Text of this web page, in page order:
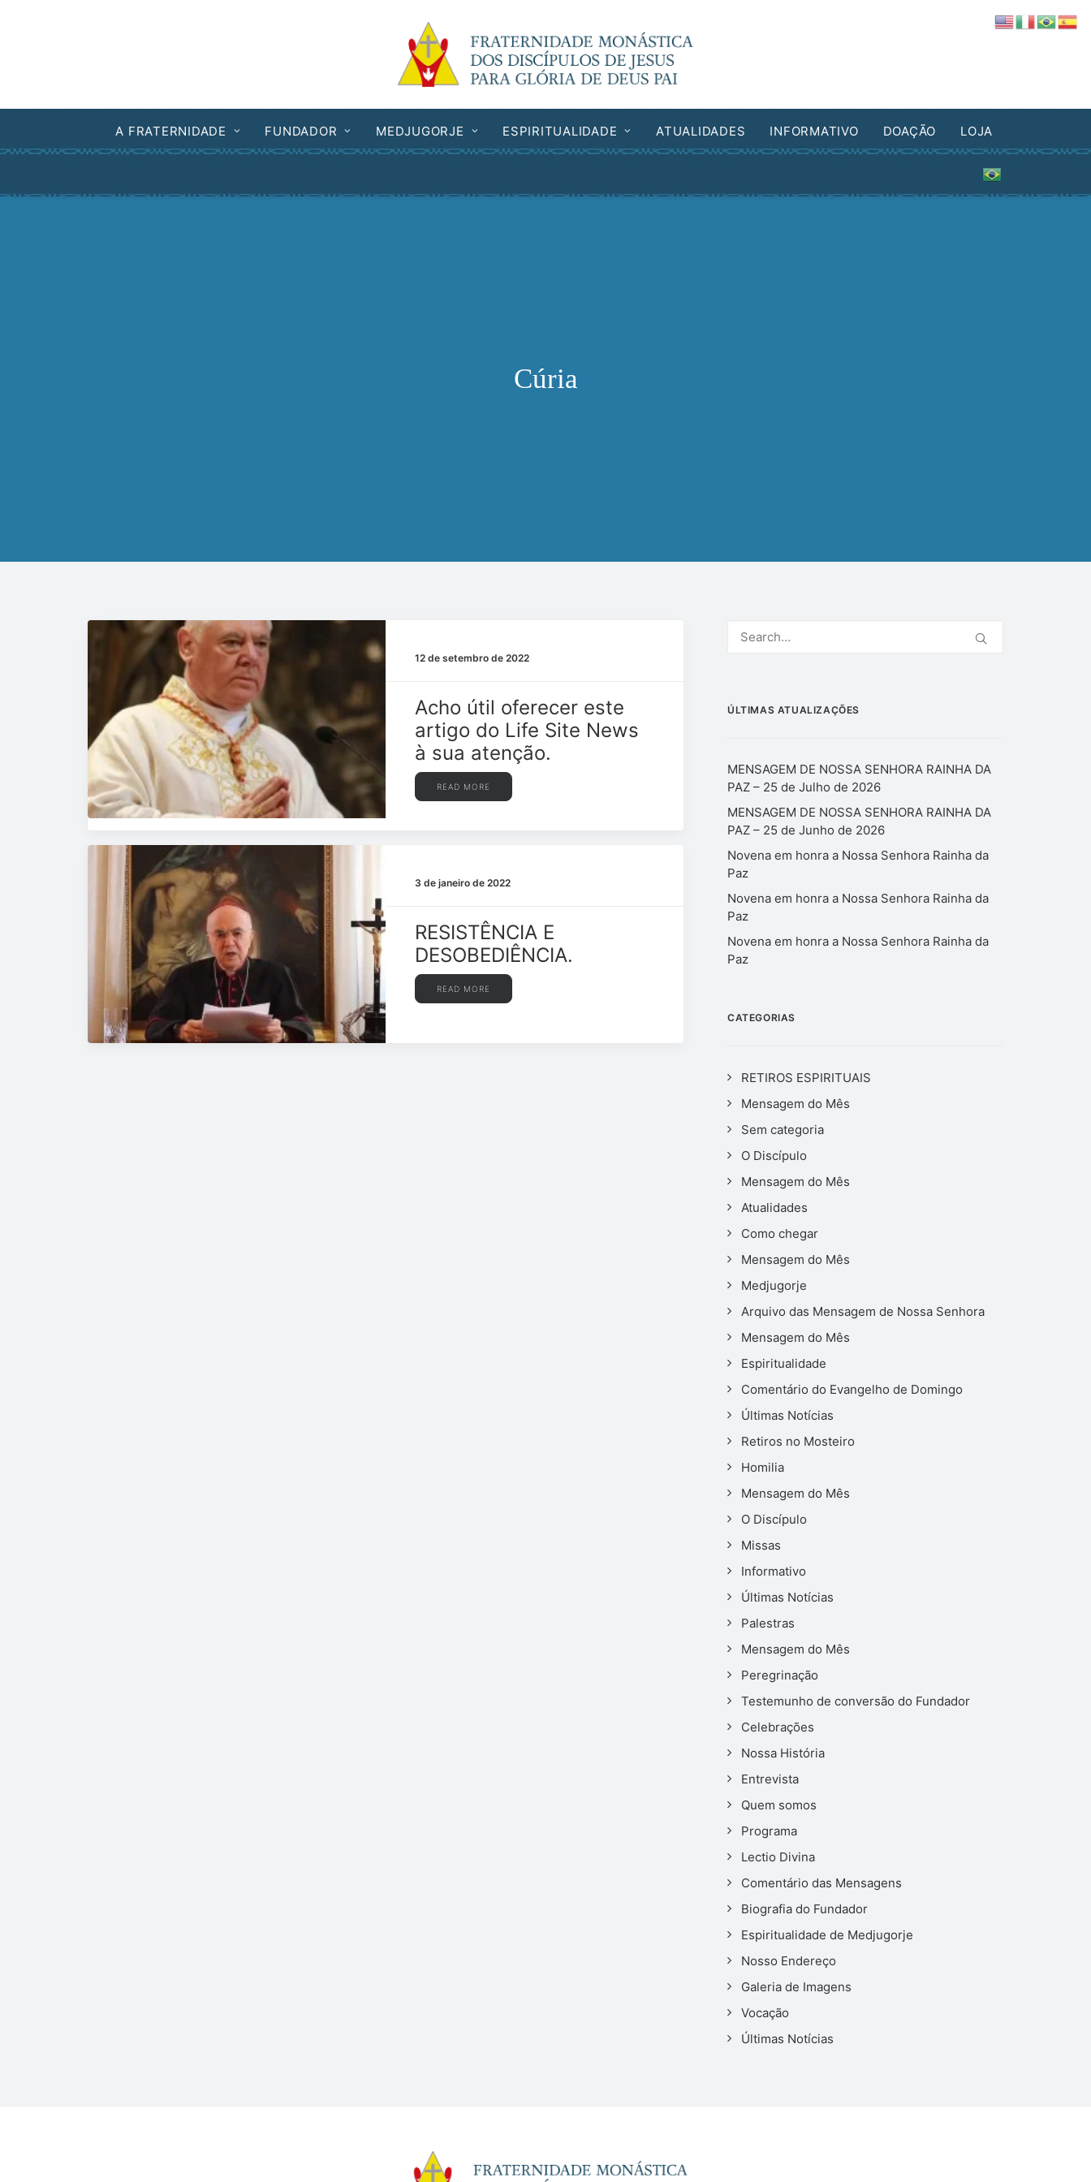
A FRATERNIDADE FUNDADOR MEDJUGORJE ESPIRITUALIDADE ATUALIDADES INFORMATIVO DOAÇÃO LOJA
Cúria
12 de setembro de 2022
Acho útil oferecer este
artigo do Life Site News
à sua atenção.
READ MORE
3 de janeiro de 2022
RESISTÊNCIA E
DESOBEDIÊNCIA.
READ MORE
ÚLTIMAS ATUALIZAÇÕES
MENSAGEM DE NOSSA SENHORA RAINHA DA
PAZ – 25 de Julho de 2026
MENSAGEM DE NOSSA SENHORA RAINHA DA
PAZ – 25 de Junho de 2026
Novena em honra a Nossa Senhora Rainha da
Paz
Novena em honra a Nossa Senhora Rainha da
Paz
Novena em honra a Nossa Senhora Rainha da
Paz
CATEGORIAS
RETIROS ESPIRITUAIS
Mensagem do Mês
Sem categoria
O Discípulo
Mensagem do Mês
Atualidades
Como chegar
Mensagem do Mês
Medjugorje
Arquivo das Mensagem de Nossa Senhora
Mensagem do Mês
Espiritualidade
Comentário do Evangelho de Domingo
Últimas Notícias
Retiros no Mosteiro
Homilia
Mensagem do Mês
O Discípulo
Missas
Informativo
Últimas Notícias
Palestras
Mensagem do Mês
Peregrinação
Testemunho de conversão do Fundador
Celebrações
Nossa História
Entrevista
Quem somos
Programa
Lectio Divina
Comentário das Mensagens
Biografia do Fundador
Espiritualidade de Medjugorje
Nosso Endereço
Galeria de Imagens
Vocação
Últimas Notícias